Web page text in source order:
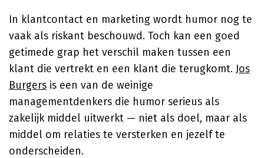
In klantcontact en marketing wordt humor nog te
vaak als riskant beschouwd. Toch kan een goed
getimede grap het verschil maken tussen een
klant die vertrekt en een klant die terugkomt. Jos
Burgers is een van de weinige
managementdenkers die humor serieus als
zakelijk middel uitwerkt — niet als doel, maar als
middel om relaties te versterken en jezelf te
onderscheiden.